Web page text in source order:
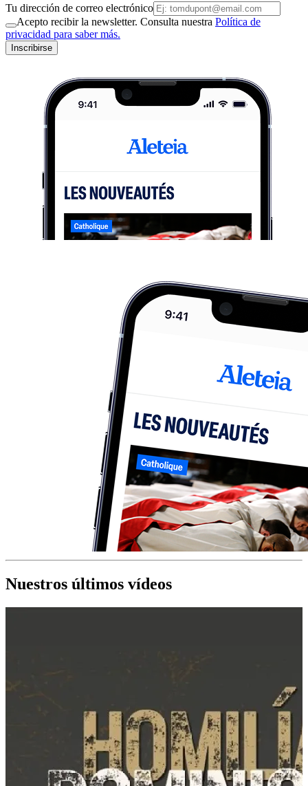
Tu dirección de correo electrónico
Acepto recibir la newsletter. Consulta nuestra Política de
privacidad para saber más.
Inscribirse
Nuestros últimos vídeos